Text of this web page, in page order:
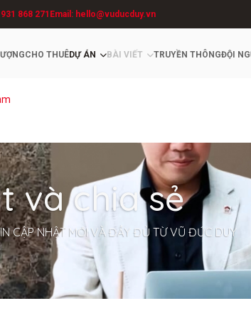
868 271 Email: hello@vuducduy.vn
CHO THUÊDỰ ÁN BÀI VIẾT TRUYỀN THÔNGĐỘI
và chia sẻ
CẬP NHẬT MỚI VÀ ĐẦY ĐỦ TỪ VŨ ĐỨC DUY